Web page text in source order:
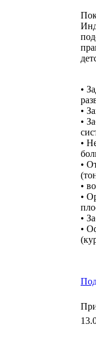
•
•
•
•
•
•
•
•
•